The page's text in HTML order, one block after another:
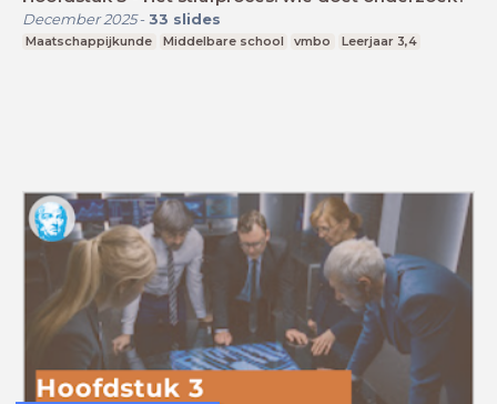
December 2025- 33 slides
Maatschappijkunde Middelbare school vmbo Leerjaar 3,4